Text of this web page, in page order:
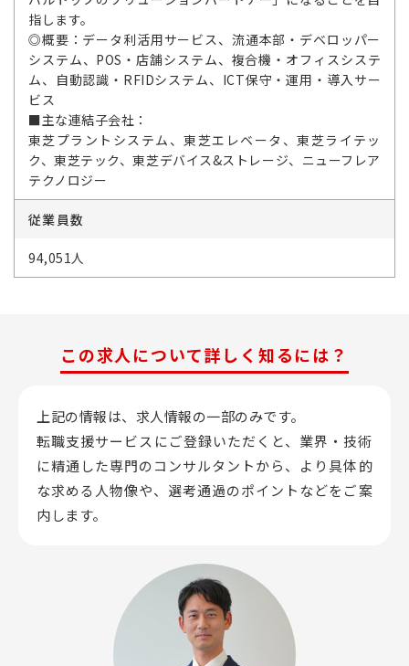
指します。
◎概要：データ利活用サービス、流通本部・デベロッパー
システム、POS・店舗システム、複合機・オフィスシステ
ム、自動認識・RFIDシステム、ICT保守・運用・導入サー
ビス
■主な連結子会社：
東芝プラントシステム、東芝エレベータ、東芝ライテッ
ク、東芝テック、東芝デバイス&ストレージ、ニューフレア
テクノロジー
従業員数
94,051人
この求人について詳しく知るには？
上記の情報は、求人情報の一部のみです。
転職支援サービスにご登録いただくと、業界・技術
に精通した専門のコンサルタントから、 より具体的
な求める人物像や、選考通過のポイントなどをご案
内します。